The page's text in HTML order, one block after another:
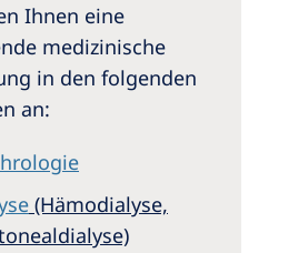
Ihnen eine
medizinische
in den folgenden
an:
(Hämodialyse,